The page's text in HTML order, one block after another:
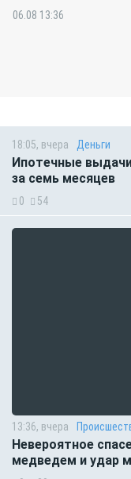
06.08 13:36
18:05, вчера Деньги
Ипотечные
за семь месяцев
0 54
13:36, вчера
Невероятное
медведем и удар